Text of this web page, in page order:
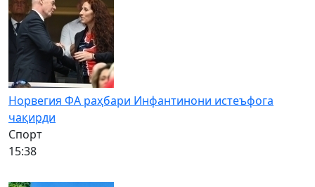
Норвегия ФА раҳбари Инфантинони истеъфога
чақирди
Спорт
15:38